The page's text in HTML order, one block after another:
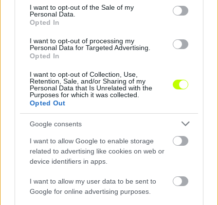
consent section.
I want to opt-out of the Sale of my
Personal Data.
Opted In
I want to opt-out of processing my
Personal Data for Targeted Advertising.
Opted In
I want to opt-out of Collection, Use,
Retention, Sale, and/or Sharing of my
Personal Data that Is Unrelated with the
Purposes for which it was collected.
Opted Out
Google consents
I want to allow Google to enable storage
related to advertising like cookies on web or
device identifiers in apps.
I want to allow my user data to be sent to
Google for online advertising purposes.
Nem láthattak gólt tegnap délután a Gyirmót-
DVSC mérkőzés nézői, ám azért voltak
Dzsudzák Balázs […]